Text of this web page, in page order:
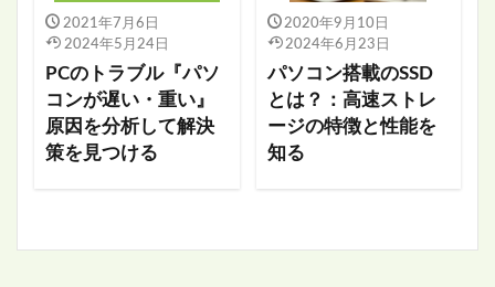
2021年7月6日
2024年5月24日
PCのトラブル『パソ
コンが遅い・重い』
原因を分析して解決
策を見つける
2020年9月10日
2024年6月23日
パソコン搭載のSSD
とは？：高速ストレ
ージの特徴と性能を
知る